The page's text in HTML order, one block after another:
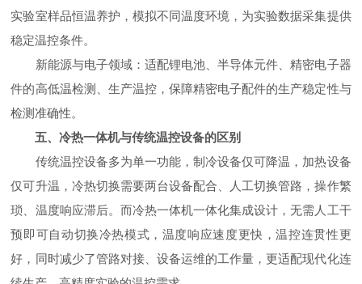
实验室样品恒温养护，模拟不同温度环境，为实验数据采集提供
稳定温控条件。
新能源与电子领域：适配锂电池、半导体元件、精密电子器
件的高低温检测、生产温控，保障精密电子配件的生产稳定性与
检测准确性。
五、冷热一体机与传统温控设备的区别
传统温控设备多为单一功能，制冷设备仅可降温，加热设备
仅可升温，冷热切换需要两台设备配合、人工切换管路，操作繁
琐、温度响应滞后。而冷热一体机一体化集成设计，无需人工干
预即可自动切换冷热模式，温度响应速度更快，温控连贯性更
好，同时减少了管路对接、设备运维的工作量，更适配现代化连